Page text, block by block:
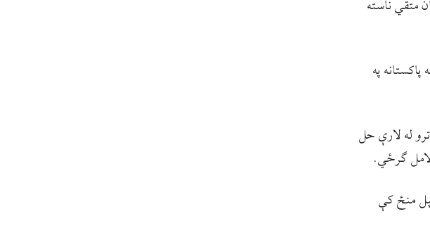
متقي ناسته
په
له لارې حل
لامل ګرځي.
منځ کې